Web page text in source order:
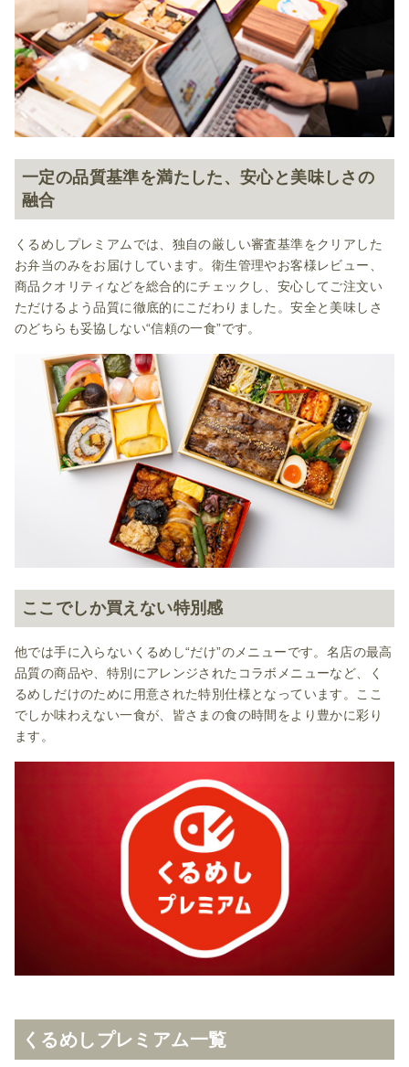
一定の品質基準を満たした、安心と美味しさの
融合
くるめしプレミアムでは、独自の厳しい審査基準をクリアした
お弁当のみをお届けしています。衛生管理やお客様レビュー、
商品クオリティなどを総合的にチェックし、安心してご注文い
ただけるよう品質に徹底的にこだわりました。安全と美味しさ
のどちらも妥協しない“信頼の一食”です。
ここでしか買えない特別感
他では手に入らないくるめし“だけ”のメニューです。名店の最高
品質の商品や、特別にアレンジされたコラボメニューなど、く
るめしだけのために用意された特別仕様となっています。ここ
でしか味わえない一食が、皆さまの食の時間をより豊かに彩り
ます。
くるめしプレミアム一覧